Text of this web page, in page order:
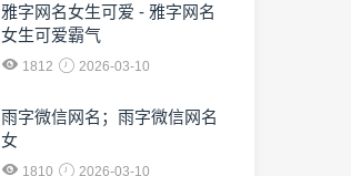
雅字网名女生可爱 - 雅字网名
女生可爱霸气
1812 2026-03-10
雨字微信网名；雨字微信网名
女
1810 2026-03-10